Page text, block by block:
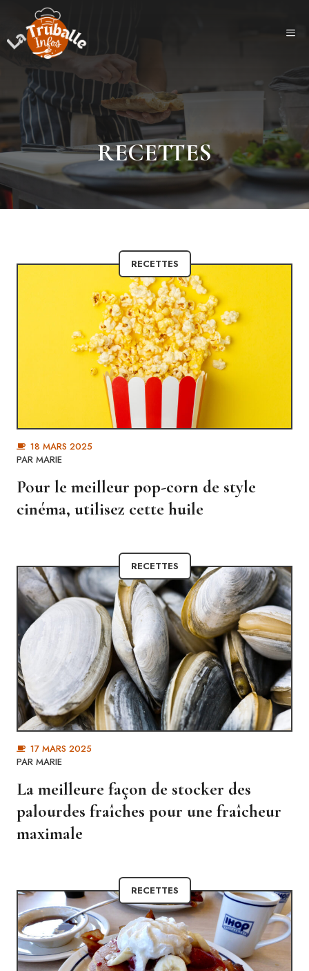
contenu
RECETTES
RECETTES
18 MARS 2025
PAR MARIE
Pour le meilleur pop-corn de style
cinéma, utilisez cette huile
RECETTES
17 MARS 2025
PAR MARIE
La meilleure façon de stocker des
palourdes fraîches pour une fraîcheur
maximale
RECETTES